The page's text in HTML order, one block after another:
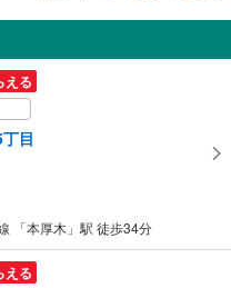
2
える
目
「本厚木」駅 徒歩34分
える